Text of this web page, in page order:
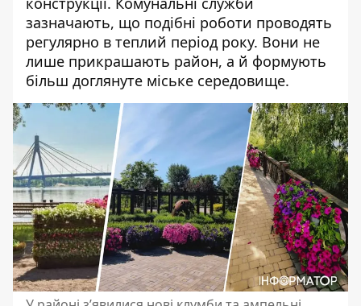
зазначають, що подібні роботи проводять
регулярно в теплий період року. Вони не
лише прикрашають район, а й формують
більш доглянуте міське середовище.